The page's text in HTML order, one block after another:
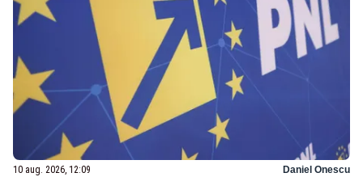
10 aug. 2026, 12:09 Daniel Onescu